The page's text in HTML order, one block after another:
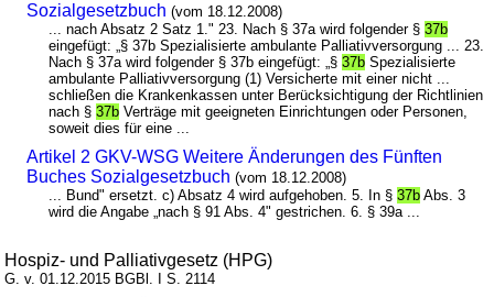
Sozialgesetzbuch (vom 18.12.2008)
... nach Absatz 2 Satz 1." 23. Nach § 37a wird folgender §37b
eingefügt: „§ 37b Spezialisierte ambulante Palliativversorgung ... 23.
Nach § 37a wird folgender § 37b eingefügt: „§37b Spezialisierte
ambulante Palliativversorgung (1) Versicherte mit einer nicht ...
schließen die Krankenkassen unter Berücksichtigung der Richtlinien
nach §37b Verträge mit geeigneten Einrichtungen oder Personen,
soweit dies für eine ...
Artikel 2 GKV-WSG Weitere Änderungen des Fünften
Buches Sozialgesetzbuch (vom 18.12.2008)
... Bund" ersetzt. c) Absatz 4 wird aufgehoben. 5. In §37b Abs. 3
wird die Angabe „nach § 91 Abs. 4" gestrichen. 6. § 39a ...
Hospiz- und Palliativgesetz (HPG)
G. v. 01.12.2015 BGBl. I S. 2114